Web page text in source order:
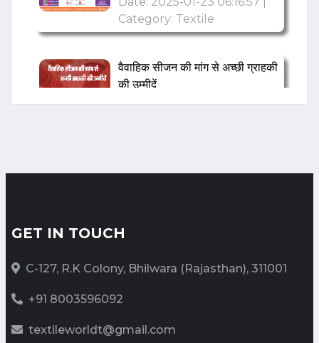
वैवाहिक सीजन की मांग से अच्छी ग्राहकी
Date: 2024-11-22 08:11:01 |
Leadership”
भारत टेक्स 2024 में भारतीय टेक्सटाइल
वैल्यू चेन का अद्भुत एवं भव्य प्रदर्शन
Date: 2024-03-18 07:01:43 |
GET IN TOUCH
C-127, R.K Colony, Bhilwara (Rajasthan), 311001
+91 8003596092
textileworldt@gmail.com